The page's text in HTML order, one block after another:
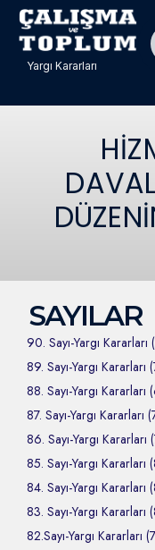
Yargı Kararları
SAYILAR
90. Sayı-Yargı Kararları
89. Sayı-Yargı Kararları
88. Sayı-Yargı Kararları
87. Sayı-Yargı Kararları
86. Sayı-Yargı Kararları
85. Sayı-Yargı Kararları
84. Sayı-Yargı Kararları
83. Sayı-Yargı Kararları
82.Sayı-Yargı Kararları